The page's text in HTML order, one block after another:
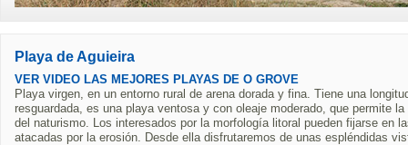
Playa de Aguieira
VER VIDEO LAS MEJORES PLAYAS DE O GROVE
Playa virgen, en un entorno rural de arena dorada y fina. Tiene una
resguardada, es una playa ventosa y con oleaje moderado, que permite
del naturismo. Los interesados por la morfología litoral pueden fijarse en
atacadas por la erosión. Desde ella disfrutaremos de unas espléndidas